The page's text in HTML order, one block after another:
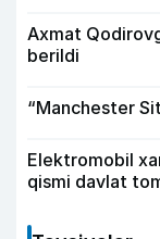
Axmat
berildi
“Manchester
Elektromobil
qismi davlat